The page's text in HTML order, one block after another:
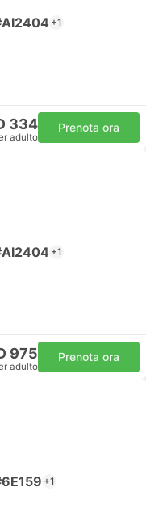
+1
334
adulto
Prenota ora
+1
975
adulto
Prenota ora
+1